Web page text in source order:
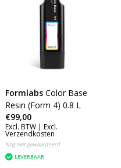
Formlabs Color Base
Resin (Form 4) 0.8 L
€99,00
Excl. BTW | Excl.
Verzendkosten
Nog niet gewaardeerd
LEVERBAAR